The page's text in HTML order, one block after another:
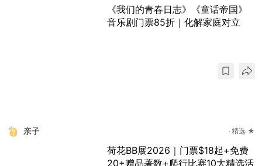
《我们的青春日志》《童话帝国》
音乐剧门票85折｜化解家庭对立
亲子 精选 ★
荷花BB展2026｜门票$18起+免费
20+赠品著数+爬行比赛10大精选活